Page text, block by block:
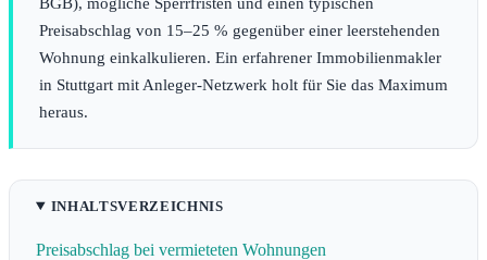
Preisabschlag von 15–25 % gegenüber einer leerstehenden
Wohnung einkalkulieren. Ein erfahrener Immobilienmakler
in Stuttgart mit Anleger-Netzwerk holt für Sie das Maximum
heraus.
INHALTSVERZEICHNIS
Preisabschlag bei vermieteten Wohnungen